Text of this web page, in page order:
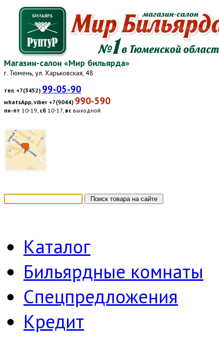
Магазин-салон «Мир бильярда»
г. Тюмень, ул. Харьковская, 48
тел. +7(3452) 99-05-90
whatsApp, viber +7(9044) 990-590
пн-пт 10-19, сб 10-17, вс выходной
Каталог
Бильярдные комнаты
Спецпредложения
Кредит